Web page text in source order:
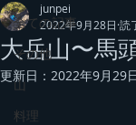
全ての記事
その他
山
料理
大岳山〜馬
junpei
2022年9月28日 読
更新日： 2022年9月29